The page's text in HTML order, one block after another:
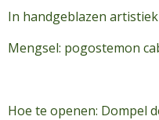
In handgeblazen
Mengsel: pogostemon
Hoe te openen: Dompel